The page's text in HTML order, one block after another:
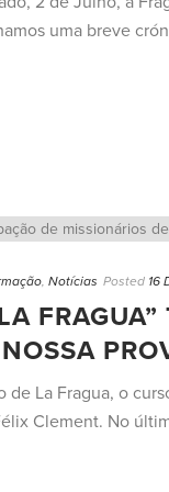
uma breve
, Notícias Posted 16
de La Fragua, o
Clement. No